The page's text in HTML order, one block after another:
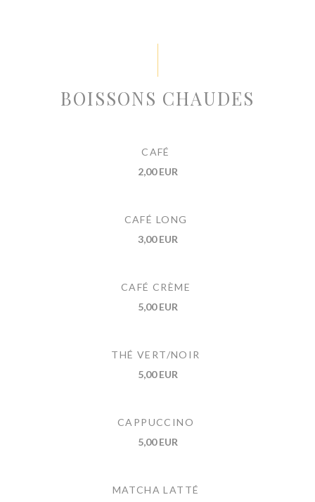
BOISSONS CHAUDES
CAFÉ
2,00 EUR
CAFÉ LONG
3,00 EUR
CAFÉ CRÈME
5,00 EUR
THÉ VERT/NOIR
5,00 EUR
CAPPUCCINO
5,00 EUR
MATCHA LATTÉ